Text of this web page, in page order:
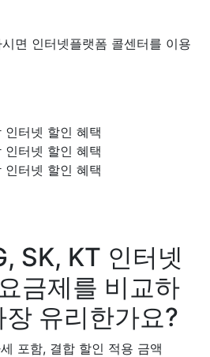
면 인터넷플랫폼 콜센터를 이용
SK, KT 인터넷
금제를 비교하
유리한가요?
포함, 결합 할인 적용 금액